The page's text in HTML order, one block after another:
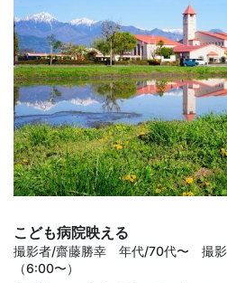
こども病院映える
撮影者/齋藤勝幸 年代/70代〜 撮
（6:00〜）